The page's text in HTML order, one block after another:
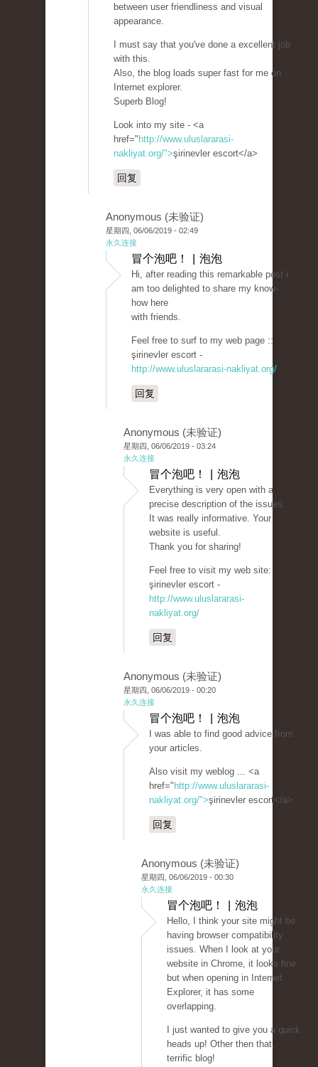
between user friendliness and visual
appearance.
I must say that you've done a excellent job
with this.
Also, the blog loads super fast for me on
Internet explorer.
Superb Blog!
Look into my site - <a
href=" http://www.uluslararasi-
nakliyat.org/">şirinevler escort</a>
回复
Anonymous (未验证)
星期四, 06/06/2019 - 02:49
永久连接
冒个泡吧！ | 泡泡
Hi, after reading this remarkable post i
am too delighted to share my know-
how here
with friends.
Feel free to surf to my web page ::
şirinevler escort -
http://www.uluslararasi-nakliyat.org/
回复
Anonymous (未验证)
星期四, 06/06/2019 - 03:24
永久连接
冒个泡吧！ | 泡泡
Everything is very open with a
precise description of the issues.
It was really informative. Your
website is useful.
Thank you for sharing!
Feel free to visit my web site:
şirinevler escort -
http://www.uluslararasi-
nakliyat.org/
回复
Anonymous (未验证)
星期四, 06/06/2019 - 00:20
永久连接
冒个泡吧！ | 泡泡
I was able to find good advice from
your articles.
Also visit my weblog ... <a
href=" http://www.uluslararasi-
nakliyat.org/">şirinevler escort</a>
回复
Anonymous (未验证)
星期四, 06/06/2019 - 00:30
永久连接
冒个泡吧！ | 泡泡
Hello, I think your site might be
having browser compatibility
issues. When I look at your
website in Chrome, it looks fine
but when opening in Internet
Explorer, it has some
overlapping.
I just wanted to give you a quick
heads up! Other then that,
terrific blog!